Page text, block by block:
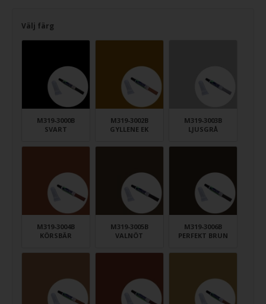
Välj färg
M319-3000B
SVART
M319-3002B
GYLLENE EK
M319-3003B
LJUSGRÅ
M319-3004B
KÖRSBÄR
M319-3005B
VALNÖT
M319-3006B
PERFEKT BRUN